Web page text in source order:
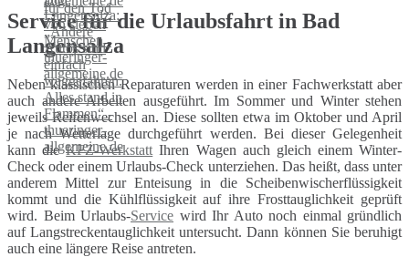
Service für die Urlaubsfahrt in Bad
Langensalza
Neben klassischen Reparaturen werden in einer Fachwerkstatt aber
auch andere Arbeiten ausgeführt. Im Sommer und Winter stehen
jeweils Reifenwechsel an. Diese sollten etwa im Oktober und April
je nach Wetterlage durchgeführt werden. Bei dieser Gelegenheit
kann dieKFZ-Werkstatt Ihren Wagen auch gleich einem Winter-
Check oder einem Urlaubs-Check unterziehen. Das heißt, dass unter
anderem Mittel zur Enteisung in die Scheibenwischerflüssigkeit
kommt und die Kühlflüssigkeit auf ihre Frosttauglichkeit geprüft
wird. Beim Urlaubs-Service wird Ihr Auto noch einmal gründlich
auf Langstreckentauglichkeit untersucht. Dann können Sie beruhigt
auch eine längere Reise antreten.